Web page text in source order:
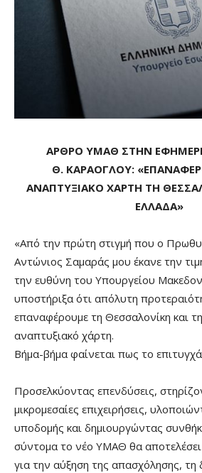
ΑΡΘΡΟ ΥΜΑΘ ΣΤΗΝ
Θ. ΚΑΡΑΟΓΛΟΥ:
ΑΝΑΠΤΥΞΙΑΚΟ ΧΑΡΤΗ ΤΗ
ΕΛΛΑΔΑ»
«Από την πρώτη στιγμή που ο
Αντώνιος Σαμαράς μου έκανε την
την ευθύνη του Υπουργείου
υποστήριξα ότι απόλυτη
επαναφέρουμε τη Θεσσαλονίκη και
αναπτυξιακό χάρτη.
Βήμα-βήμα φαίνεται πως το
Προσελκύοντας επενδύσεις,
μικρομεσαίες επιχειρήσεις,
υποδομής και δημιουργώντας
σύντομα το νέο ΥΜΑΘ θα αποτελέσει
για την αύξηση της απασχόλησης, τη